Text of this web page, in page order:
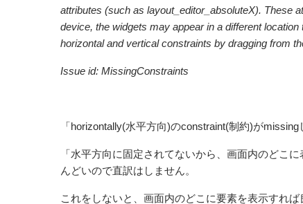
attributes (such as layout_editor_absoluteX). These
device, the widgets may appear in a different
horizontal and vertical constraints by dragging from
Issue id: MissingConstraints
「horizontally(水平方向)のconstraint(制約)がmissing
「水平方向に固定されてないから、画面内のどこ
んどいので直訳はしません。
これをしないと、画面内のどこに要素を表示すれ